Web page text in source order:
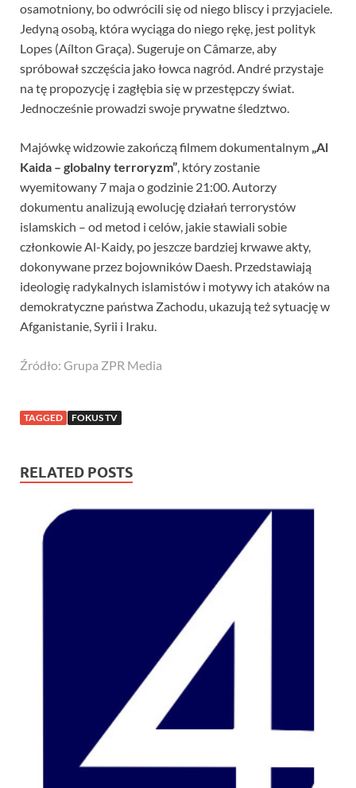
osamotniony, bo odwrócili się od niego bliscy i przyjaciele.
Jedyną osobą, która wyciąga do niego rękę, jest polityk
Lopes (Aílton Graça). Sugeruje on Câmarze, aby
spróbował szczęścia jako łowca nagród. André przystaje
na tę propozycję i zagłębia się w przestępczy świat.
Jednocześnie prowadzi swoje prywatne śledztwo.
Majówkę widzowie zakończą filmem dokumentalnym „Al
Kaida – globalny terroryzm”, który zostanie
wyemitowany 7 maja o godzinie 21:00. Autorzy
dokumentu analizują ewolucję działań terrorystów
islamskich – od metod i celów, jakie stawiali sobie
członkowie Al-Kaidy, po jeszcze bardziej krwawe akty,
dokonywane przez bojowników Daesh. Przedstawiają
ideologię radykalnych islamistów i motywy ich ataków na
demokratyczne państwa Zachodu, ukazują też sytuację w
Afganistanie, Syrii i Iraku.
Źródło: Grupa ZPR Media
TAGGED FOKUS TV
RELATED POSTS